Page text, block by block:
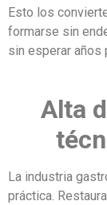
Esto los
formarse sin
sin esperar años
Alta
La industria
práctica.